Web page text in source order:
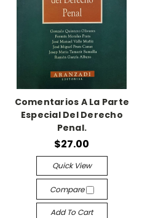
Comentarios A La Parte
Especial Del Derecho
Penal.
$27.00
Quick View
Compare
Add To Cart